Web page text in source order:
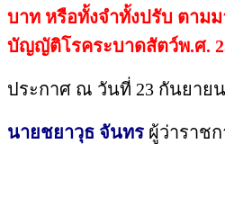
บาท หรือทั้งจำทั้งปรับ ตาม
บัญญัติโรคระบาดสัตว์พ.ศ.
ประกาศ ณ วันที่ 23 กันยายน
นายชยาวุธ จันทร ผู้ว่าราช